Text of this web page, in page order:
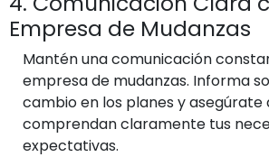
Empresa de Mudanzas
Mantén una comunicación
empresa de mudanzas. Informa
cambio en los planes y asegúrate
comprendan claramente tus
expectativas.